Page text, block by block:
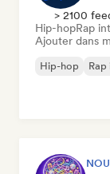
> 2100
Hip-hopRap
Ajouter dans
Hip-hop